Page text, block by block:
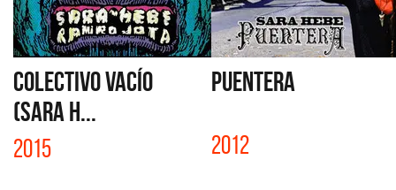
COLECTIVO VACÍO
(SARA H...
2015
PUENTERA
2012